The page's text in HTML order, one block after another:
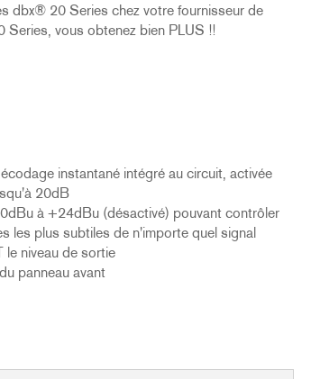
dbx® 20 Series chez votre fournisseur de
Series, vous obtenez bien PLUS !!
instantané intégré au circuit, activée
20dB
à +24dBu (désactivé) pouvant contrôler
les plus subtiles de n'importe quel signal
le niveau de sortie
panneau avant